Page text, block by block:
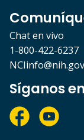
Chat en vivo
1-800-422-6237
NCIinfo@nih.gov
Síganos en